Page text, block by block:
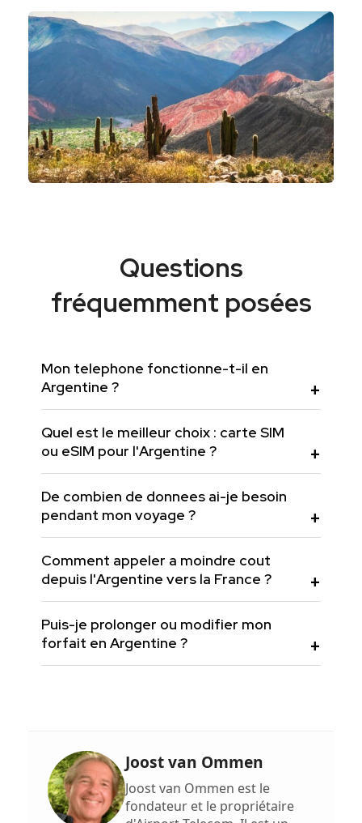
Questions
fréquemment posées
Mon telephone fonctionne-t-il en
Argentine ?
Quel est le meilleur choix : carte SIM
ou eSIM pour l'Argentine ?
De combien de donnees ai-je besoin
pendant mon voyage ?
Comment appeler a moindre cout
depuis l'Argentine vers la France ?
Puis-je prolonger ou modifier mon
forfait en Argentine ?
Joost van Ommen
Joost van Ommen est le
fondateur et le propriétaire